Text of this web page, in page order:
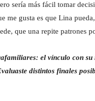
sería más fácil tomar
me gusta es que Lina
que una repite patrones
el vínculo con
distintos finales